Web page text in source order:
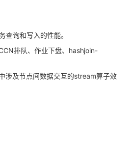
查询和写入的性能。
排队、作业下盘、 hashjoin-
涉及节点间数据交互的stream算子效